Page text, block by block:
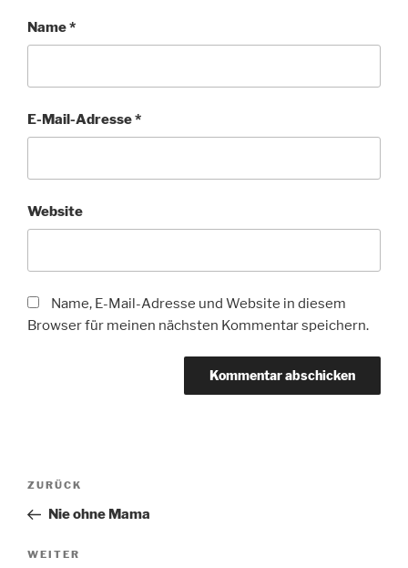
Name*
E-Mail-Adresse*
Website
Name, E-Mail-Adresse und Website in diesem
Browser für meinen nächsten Kommentar speichern.
Beitragsnavigation
Vorheriger
Beitrag
ZURÜCK
Nie ohne Mama
Nächster
WEITER